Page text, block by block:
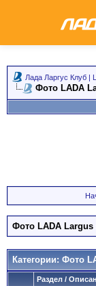
Лада Ларгус Клуб |
Фото LADA
Фото LADA
Категории: Фото
Раздел /